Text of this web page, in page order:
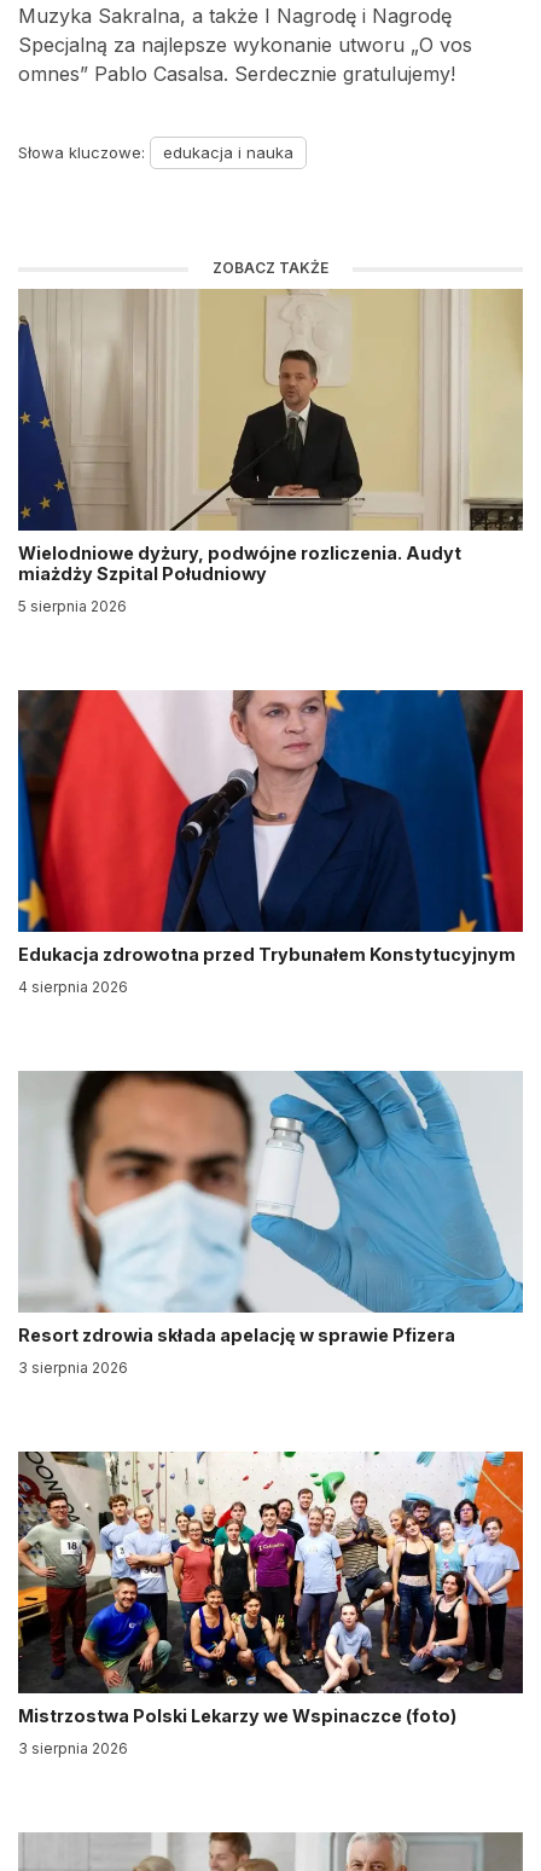
Muzyka Sakralna, a także I Nagrodę i Nagrodę
Specjalną za najlepsze wykonanie utworu „O vos
omnes” Pablo Casalsa. Serdecznie gratulujemy!
Słowa kluczowe: edukacja i nauka
ZOBACZ TAKŻE
Wielodniowe dyżury, podwójne rozliczenia. Audyt
miażdży Szpital Południowy
5 sierpnia 2026
Edukacja zdrowotna przed Trybunałem Konstytucyjnym
4 sierpnia 2026
Resort zdrowia składa apelację w sprawie Pfizera
3 sierpnia 2026
Mistrzostwa Polski Lekarzy we Wspinaczce (foto)
3 sierpnia 2026